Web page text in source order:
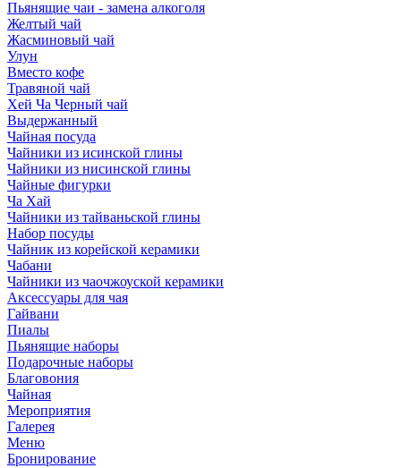
Пьянящие чаи - замена алкоголя
Желтый чай
Жасминовый чай
Улун
Вместо кофе
Травяной чай
Хей Ча Черный чай
Выдержанный
Чайная посуда
Чайники из исинской глины
Чайники из нисинской глины
Чайные фигурки
Ча Хай
Чайники из тайваньской глины
Набор посуды
Чайник из корейской керамики
Чабани
Чайники из чаочжоуской керамики
Аксессуары для чая
Гайвани
Пиалы
Пьянящие наборы
Подарочные наборы
Благовония
Чайная
Мероприятия
Галерея
Меню
Бронирование